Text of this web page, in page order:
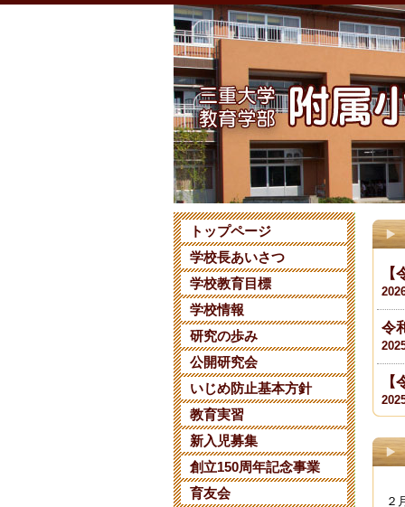
トップページ
学校長あいさつ
学校教育目標
学校情報
研究の歩み
公開研究会
いじめ防止基本方針
教育実習
新入児募集
創立150周年記念事業
育友会
令
【
２